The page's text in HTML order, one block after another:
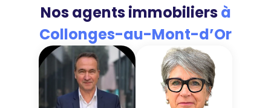
Nos agents immobiliersà
Collonges-au-Mont-d’Or